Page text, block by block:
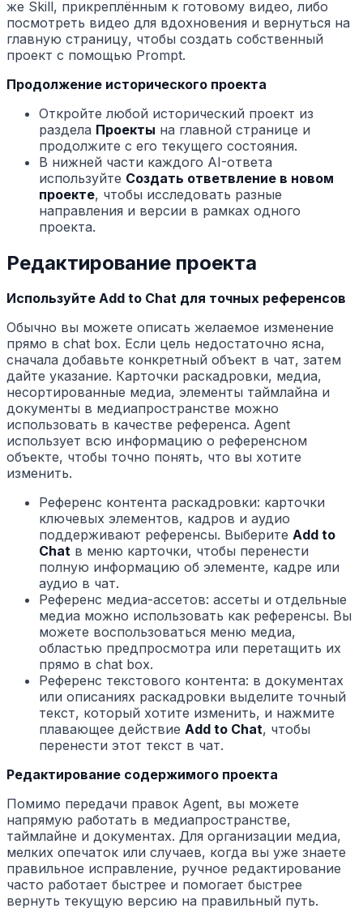
же Skill, прикреплённым к готовому видео, либо
посмотреть видео для вдохновения и вернуться на
главную страницу, чтобы создать собственный
проект с помощью Prompt.
Продолжение исторического проекта
Откройте любой исторический проект из
раздела Проекты на главной странице и
продолжите с его текущего состояния.
В нижней части каждого AI-ответа
используйте Создать ответвление в новом
проекте, чтобы исследовать разные
направления и версии в рамках одного
проекта.
Редактирование проекта
Используйте Add to Chat для точных референсов
Обычно вы можете описать желаемое изменение
прямо в chat box. Если цель недостаточно ясна,
сначала добавьте конкретный объект в чат, затем
дайте указание. Карточки раскадровки, медиа,
несортированные медиа, элементы таймлайна и
документы в медиапространстве можно
использовать в качестве референса. Agent
использует всю информацию о референсном
объекте, чтобы точно понять, что вы хотите
изменить.
Референс контента раскадровки: карточки
ключевых элементов, кадров и аудио
поддерживают референсы. Выберите Add to
Chat в меню карточки, чтобы перенести
полную информацию об элементе, кадре или
аудио в чат.
Референс медиа-ассетов: ассеты и отдельные
медиа можно использовать как референсы. Вы
можете воспользоваться меню медиа,
областью предпросмотра или перетащить их
прямо в chat box.
Референс текстового контента: в документах
или описаниях раскадровки выделите точный
текст, который хотите изменить, и нажмите
плавающее действие Add to Chat, чтобы
перенести этот текст в чат.
Редактирование содержимого проекта
Помимо передачи правок Agent, вы можете
напрямую работать в медиапространстве,
таймлайне и документах. Для организации медиа,
мелких опечаток или случаев, когда вы уже знаете
правильное исправление, ручное редактирование
часто работает быстрее и помогает быстрее
вернуть текущую версию на правильный путь.